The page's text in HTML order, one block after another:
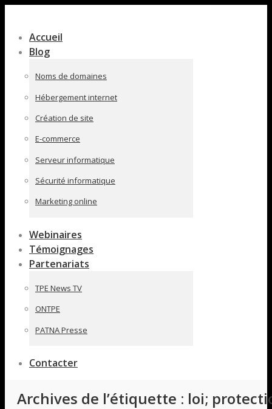
pleine
largeur
Accueil
Blog
Noms de domaines
Hébergement internet
Création de site
E-commerce
Serveur informatique
Sécurité informatique
Marketing online
Webinaires
Témoignages
Partenariats
TPE News TV
ONTPE
PATNA Presse
Contacter
Archives de l’étiquette : loi;